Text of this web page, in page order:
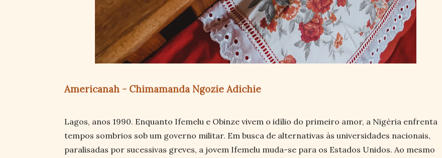
Americanah - Chimamanda Ngozie Adichie
Lagos, anos 1990. Enquanto Ifemelu e Obinze vivem o idílio do primeiro amor, a Nigéria enfrenta
tempos sombrios sob um governo militar. Em busca de alternativas às universidades nacionais,
paralisadas por sucessivas greves, a jovem Ifemelu muda-se para os Estados Unidos. Ao mesmo